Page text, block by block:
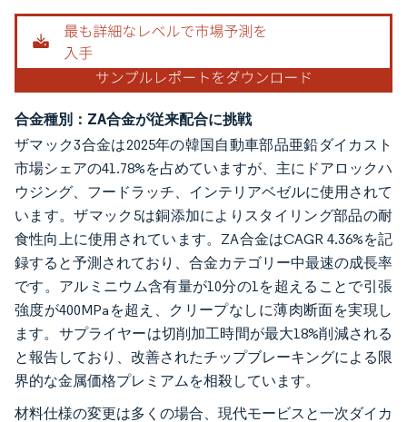
合金種別：ZA合金が従来配合に挑戦
ザマック3合金は2025年の韓国自動車部品亜鉛ダイカスト
市場シェアの41.78%を占めていますが、主にドアロックハ
ウジング、フードラッチ、インテリアベゼルに使用されて
います。ザマック5は銅添加によりスタイリング部品の耐
食性向上に使用されています。ZA合金はCAGR 4.36%を記
録すると予測されており、合金カテゴリー中最速の成長率
です。アルミニウム含有量が10分の1を超えることで引張
強度が400MPaを超え、クリープなしに薄肉断面を実現し
ます。サプライヤーは切削加工時間が最大18%削減される
と報告しており、改善されたチップブレーキングによる限
界的な金属価格プレミアムを相殺しています。
材料仕様の変更は多くの場合、現代モービスと一次ダイカ